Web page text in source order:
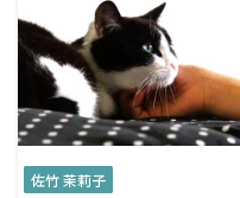
佐竹 茉莉子